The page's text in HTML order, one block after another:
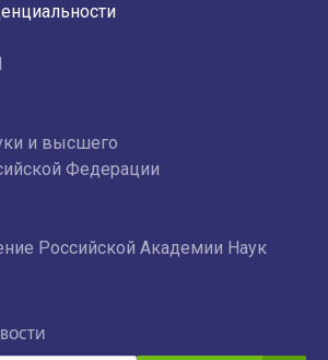
и высшего
Федерации
Российской Академии Наук